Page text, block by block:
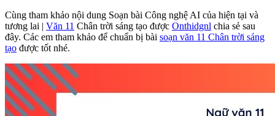
Cùng tham khảo nội dung Soạn bài Công nghệ AI của hiện tại và
tương lai | Văn 11 Chân trời sáng tạo được Onthidgnl chia sẻ sau
đây. Các em tham khảo để chuẩn bị bài soạn văn 11 Chân trời sáng
tạo được tốt nhé.